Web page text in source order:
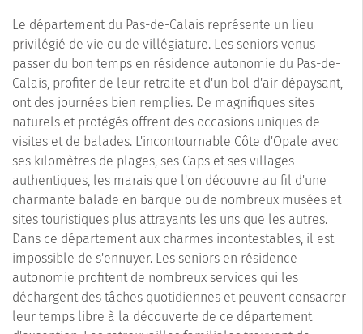
Le département du Pas-de-Calais représente un lieu
privilégié de vie ou de villégiature. Les seniors venus
passer du bon temps en résidence autonomie du Pas-de-
Calais, profiter de leur retraite et d'un bol d'air dépaysant,
ont des journées bien remplies. De magnifiques sites
naturels et protégés offrent des occasions uniques de
visites et de balades. L'incontournable Côte d'Opale avec
ses kilomètres de plages, ses Caps et ses villages
authentiques, les marais que l'on découvre au fil d'une
charmante balade en barque ou de nombreux musées et
sites touristiques plus attrayants les uns que les autres.
Dans ce département aux charmes incontestables, il est
impossible de s'ennuyer. Les seniors en résidence
autonomie profitent de nombreux services qui les
déchargent des tâches quotidiennes et peuvent consacrer
leur temps libre à la découverte de ce département